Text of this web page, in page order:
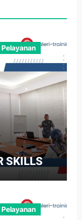
Pelayanan
SKILLS
Pelayanan